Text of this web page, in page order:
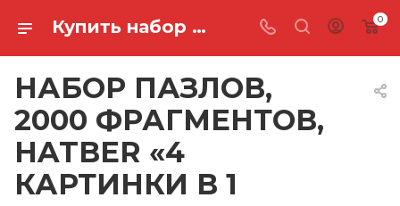
Купить набор пазлов, 2000 фрагментов, hatber «4 картинки в 1 коробке-времена года», 4 шт Ч2000ПЗ2_28549 в Ростове-на-Дону 0
НАБОР ПАЗЛОВ,
2000 ФРАГМЕНТОВ,
HATBER «4
КАРТИНКИ В 1